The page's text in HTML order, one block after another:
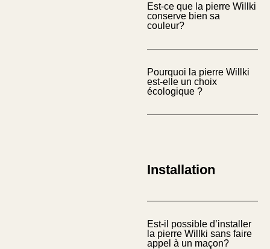
Est-ce que la pierre Willki
conserve bien sa
couleur?
Pourquoi la pierre Willki
est-elle un choix
écologique ?
Installation
Est-il possible d’installer
la pierre Willki sans faire
appel à un maçon?